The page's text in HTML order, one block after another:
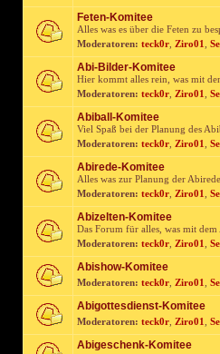
Feten-Komitee
Alles was es über die Feten zu
Moderatoren: teck0r Ziro01
Abi-Bilder-Komitee
Hier kommt alles rein, was mit
Moderatoren: teck0r Ziro01
Abiball-Komitee
Viel Spaß bei der Planung des
Moderatoren: teck0r Ziro01
Abirede-Komitee
Alles was zur Planung der
Moderatoren: teck0r Ziro01
Abizelten-Komitee
Das Forum für alles, was mit
Moderatoren: teck0r Ziro01
Abishow-Komitee
Moderatoren: teck0r Ziro01
Abigottesdienst-Komitee
Moderatoren: teck0r Ziro01
Abigeschenk-Komitee